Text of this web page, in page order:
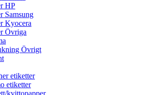
HP
Samsung
Kyocera
Övriga
Övrigt
etiketter
etiketter
kvittopapper